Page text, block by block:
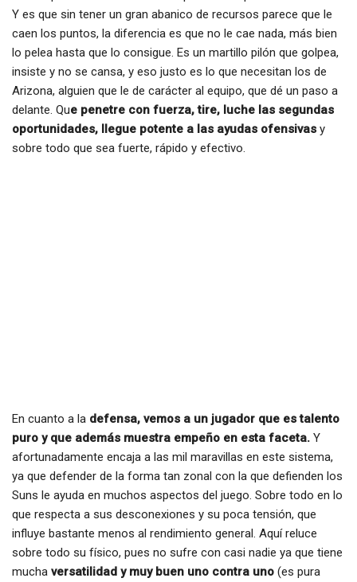
Y es que sin tener un gran abanico de recursos parece que le
caen los puntos, la diferencia es que no le cae nada, más bien
lo pelea hasta que lo consigue. Es un martillo pilón que golpea,
insiste y no se cansa, y eso justo es lo que necesitan los de
Arizona, alguien que le de carácter al equipo, que dé un paso a
delante. Que penetre con fuerza, tire, luche las segundas
oportunidades, llegue potente a las ayudas ofensivas y
sobre todo que sea fuerte, rápido y efectivo.
En cuanto a la defensa, vemos a un jugador que es talento
puro y que además muestra empeño en esta faceta. Y
afortunadamente encaja a las mil maravillas en este sistema,
ya que defender de la forma tan zonal con la que defienden los
Suns le ayuda en muchos aspectos del juego. Sobre todo en lo
que respecta a sus desconexiones y su poca tensión, que
influye bastante menos al rendimiento general. Aquí reluce
sobre todo su físico, pues no sufre con casi nadie ya que tiene
mucha versatilidad y muy buen uno contra uno (es pura